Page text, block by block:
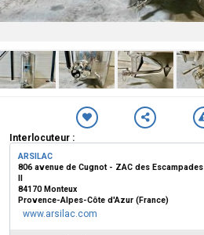
Interlocuteur :
ARSILAC
806 avenue de Cugnot - ZAC des Escampades
II
84170 Monteux
Provence-Alpes-Côte d'Azur (France)
www.arsilac.com